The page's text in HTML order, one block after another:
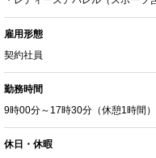
雇用形態
契約社員
勤務時間
9時00分～17時30分（休憩1時
休日・休暇